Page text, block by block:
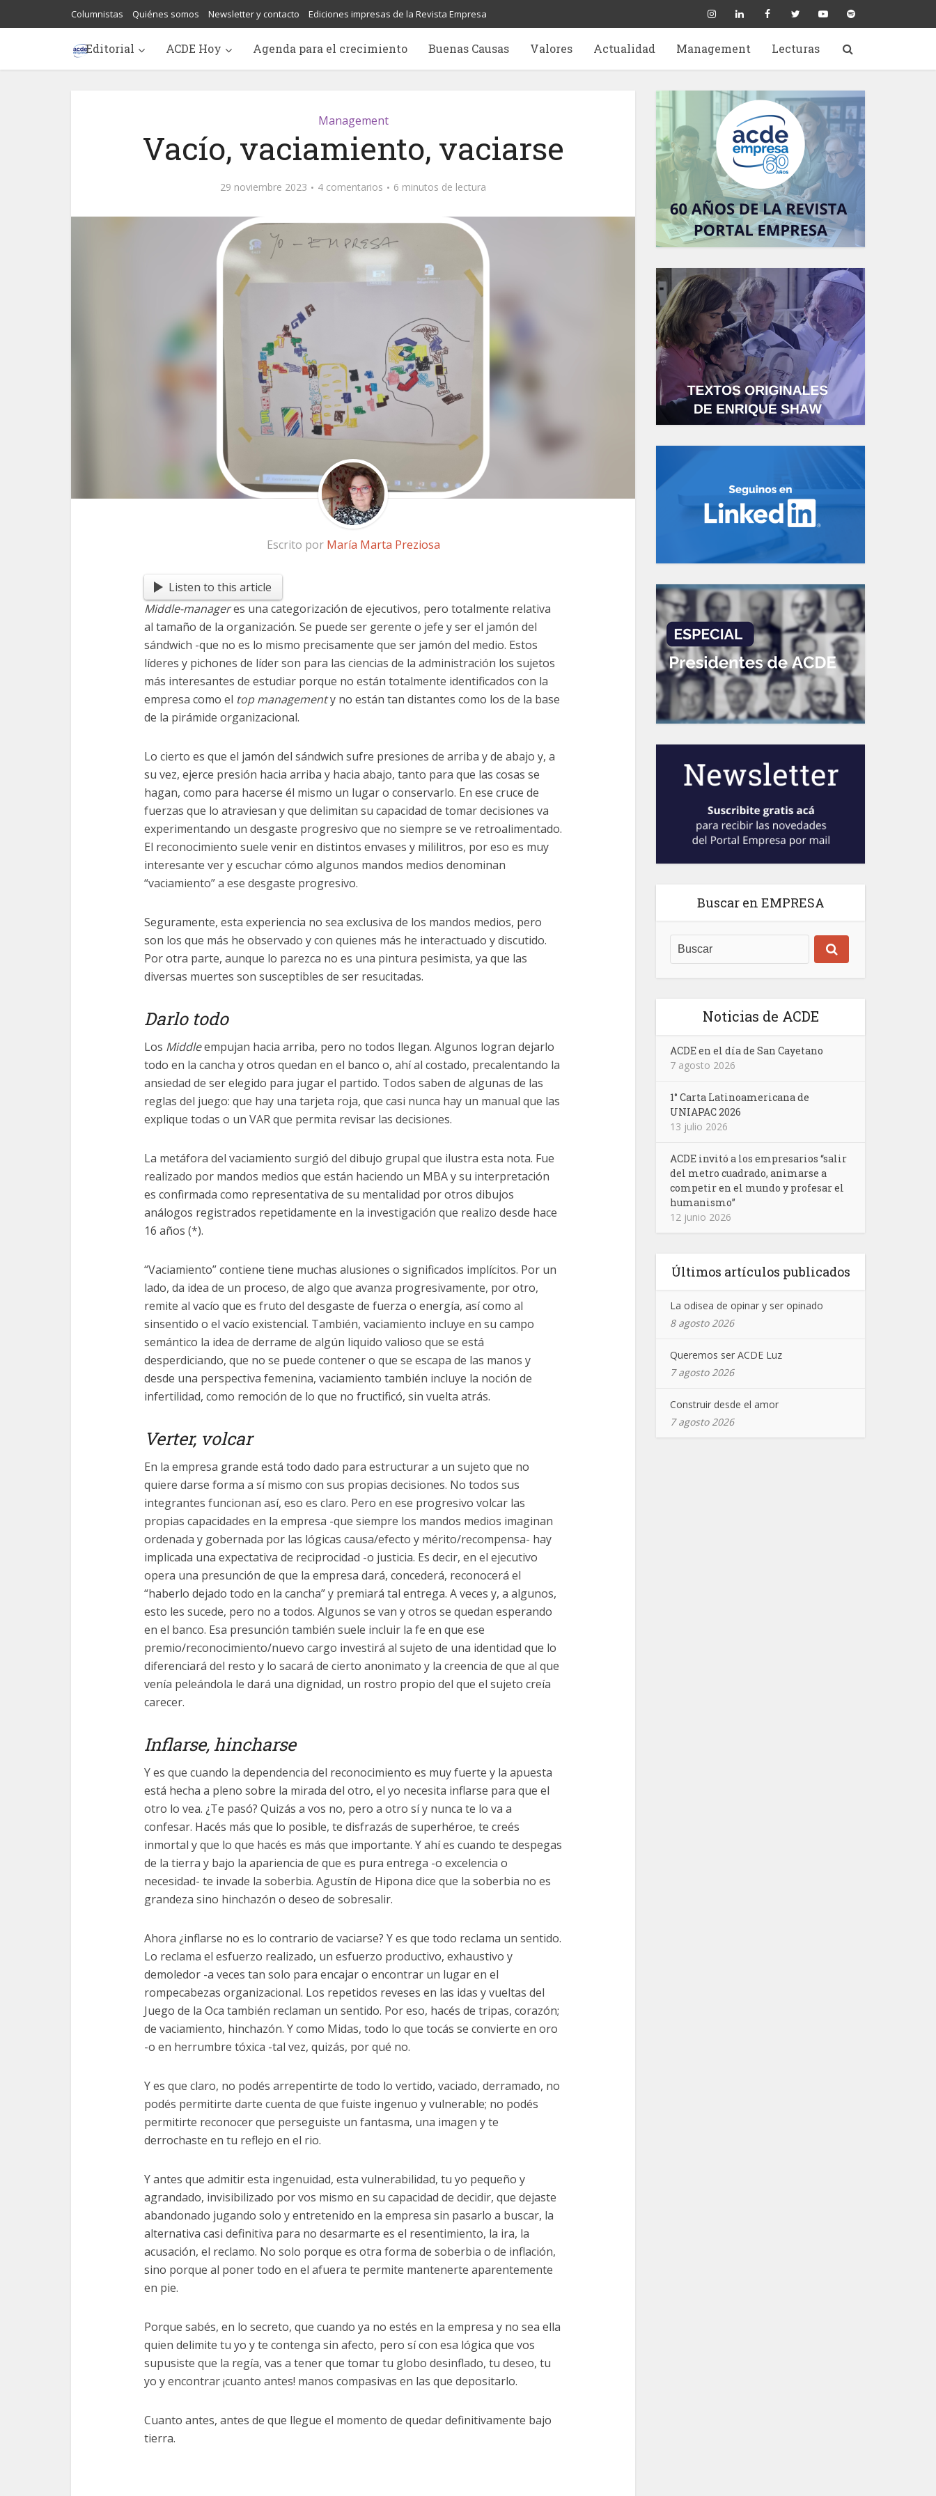
Columnistas Quiénes somos Newsletter y contacto Ediciones impresas de la Revista Empresa
Editorial ACDE Hoy Agenda para el crecimiento Buenas Causas Valores Actualidad Management Lecturas
Management
Vacío, vaciamiento, vaciarse
29 noviembre 2023 4 comentarios 6 minutos de lectura
Escrito por María Marta Preziosa
Listen to this article
Middle-manageres una categorización de ejecutivos, pero totalmente relativa
al tamaño de la organización. Se puede ser gerente o jefe y ser el jamón del
sándwich -que no es lo mismo precisamente que ser jamón del medio. Estos
líderes y pichones de líder son para las ciencias de la administración los sujetos
más interesantes de estudiar porque no están totalmente identificados con la
empresa como el top managementy no están tan distantes como los de la base
de la pirámide organizacional.
Lo cierto es que el jamón del sándwich sufre presiones de arriba y de abajo y, a
su vez, ejerce presión hacia arriba y hacia abajo, tanto para que las cosas se
hagan, como para hacerse él mismo un lugar o conservarlo. En ese cruce de
fuerzas que lo atraviesan y que delimitan su capacidad de tomar decisiones va
experimentando un desgaste progresivo que no siempre se ve retroalimentado.
El reconocimiento suele venir en distintos envases y mililitros, por eso es muy
interesante ver y escuchar cómo algunos mandos medios denominan
“vaciamiento” a ese desgaste progresivo.
Seguramente, esta experiencia no sea exclusiva de los mandos medios, pero
son los que más he observado y con quienes más he interactuado y discutido.
Por otra parte, aunque lo parezca no es una pintura pesimista, ya que las
diversas muertes son susceptibles de ser resucitadas.
Darlo todo
Los Middleempujan hacia arriba, pero no todos llegan. Algunos logran dejarlo
todo en la cancha y otros quedan en el banco o, ahí al costado, precalentando la
ansiedad de ser elegido para jugar el partido. Todos saben de algunas de las
reglas del juego: que hay una tarjeta roja, que casi nunca hay un manual que las
explique todas o un VAR que permita revisar las decisiones.
La metáfora del vaciamiento surgió del dibujo grupal que ilustra esta nota. Fue
realizado por mandos medios que están haciendo un MBA y su interpretación
es confirmada como representativa de su mentalidad por otros dibujos
análogos registrados repetidamente en la investigación que realizo desde hace
16 años (*).
“Vaciamiento” contiene tiene muchas alusiones o significados implícitos. Por un
lado, da idea de un proceso, de algo que avanza progresivamente, por otro,
remite al vacío que es fruto del desgaste de fuerza o energía, así como al
sinsentido o el vacío existencial. También, vaciamiento incluye en su campo
semántico la idea de derrame de algún liquido valioso que se está
desperdiciando, que no se puede contener o que se escapa de las manos y
desde una perspectiva femenina, vaciamiento también incluye la noción de
infertilidad, como remoción de lo que no fructificó, sin vuelta atrás.
Verter, volcar
En la empresa grande está todo dado para estructurar a un sujeto que no
quiere darse forma a sí mismo con sus propias decisiones. No todos sus
integrantes funcionan así, eso es claro. Pero en ese progresivo volcar las
propias capacidades en la empresa -que siempre los mandos medios imaginan
ordenada y gobernada por las lógicas causa/efecto y mérito/recompensa- hay
implicada una expectativa de reciprocidad -o justicia. Es decir, en el ejecutivo
opera una presunción de que la empresa dará, concederá, reconocerá el
“haberlo dejado todo en la cancha” y premiará tal entrega. A veces y, a algunos,
esto les sucede, pero no a todos. Algunos se van y otros se quedan esperando
en el banco. Esa presunción también suele incluir la fe en que ese
premio/reconocimiento/nuevo cargo investirá al sujeto de una identidad que lo
diferenciará del resto y lo sacará de cierto anonimato y la creencia de que al que
venía peleándola le dará una dignidad, un rostro propio del que el sujeto creía
carecer.
Inflarse, hincharse
Y es que cuando la dependencia del reconocimiento es muy fuerte y la apuesta
está hecha a pleno sobre la mirada del otro, el yo necesita inflarse para que el
otro lo vea. ¿Te pasó? Quizás a vos no, pero a otro sí y nunca te lo va a
confesar. Hacés más que lo posible, te disfrazás de superhéroe, te creés
inmortal y que lo que hacés es más que importante. Y ahí es cuando te despegas
de la tierra y bajo la apariencia de que es pura entrega -o excelencia o
necesidad- te invade la soberbia. Agustín de Hipona dice que la soberbia no es
grandeza sino hinchazón o deseo de sobresalir.
Ahora ¿inflarse no es lo contrario de vaciarse? Y es que todo reclama un sentido.
Lo reclama el esfuerzo realizado, un esfuerzo productivo, exhaustivo y
demoledor -a veces tan solo para encajar o encontrar un lugar en el
rompecabezas organizacional. Los repetidos reveses en las idas y vueltas del
Juego de la Oca también reclaman un sentido. Por eso, hacés de tripas, corazón;
de vaciamiento, hinchazón. Y como Midas, todo lo que tocás se convierte en oro
-o en herrumbre tóxica -tal vez, quizás, por qué no.
Y es que claro, no podés arrepentirte de todo lo vertido, vaciado, derramado, no
podés permitirte darte cuenta de que fuiste ingenuo y vulnerable; no podés
permitirte reconocer que perseguiste un fantasma, una imagen y te
derrochaste en tu reflejo en el rio.
Y antes que admitir esta ingenuidad, esta vulnerabilidad, tu yo pequeño y
agrandado, invisibilizado por vos mismo en su capacidad de decidir, que dejaste
abandonado jugando solo y entretenido en la empresa sin pasarlo a buscar, la
alternativa casi definitiva para no desarmarte es el resentimiento, la ira, la
acusación, el reclamo. No solo porque es otra forma de soberbia o de inflación,
sino porque al poner todo en el afuera te permite mantenerte aparentemente
en pie.
Porque sabés, en lo secreto, que cuando ya no estés en la empresa y no sea ella
quien delimite tu yo y te contenga sin afecto, pero sí con esa lógica que vos
supusiste que la regía, vas a tener que tomar tu globo desinflado, tu deseo, tu
yo y encontrar ¡cuanto antes! manos compasivas en las que depositarlo.
Cuanto antes, antes de que llegue el momento de quedar definitivamente bajo
tierra.
Buscar en EMPRESA
Noticias de ACDE
ACDE en el día de San Cayetano
7 agosto 2026
1° Carta Latinoamericana de
UNIAPAC 2026
13 julio 2026
ACDE invitó a los empresarios “salir
del metro cuadrado, animarse a
competir en el mundo y profesar el
humanismo”
12 junio 2026
Últimos artículos publicados
La odisea de opinar y ser opinado
8 agosto 2026
Queremos ser ACDE Luz
7 agosto 2026
Construir desde el amor
7 agosto 2026